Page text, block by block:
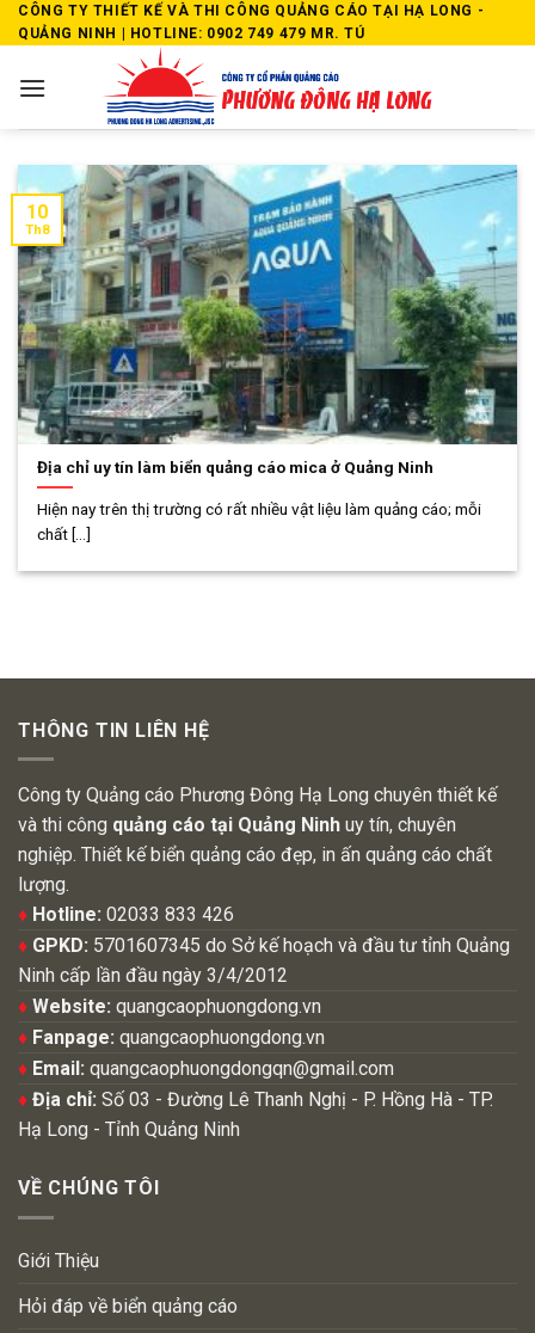
Skip
to
CÔNG TY THIẾT KẾ VÀ THI CÔNG QUẢNG CÁO TẠI HẠ LONG -
QUẢNG NINH | HOTLINE: 0902 749 479 MR. TÚ
Địa chỉ uy tín làm biển quảng cáo mica ở Quảng Ninh
Hiện nay trên thị trường có rất nhiều vật liệu làm quảng cáo; mỗi
chất [...]
10
Th8
THÔNG TIN LIÊN HỆ
Công ty Quảng cáo Phương Đông Hạ Long chuyên thiết kế
và thi công quảng cáo tại Quảng Ninh uy tín, chuyên
nghiệp. Thiết kế biển quảng cáo đẹp, in ấn quảng cáo chất
lượng.
♦ Hotline: 02033 833 426
♦ GPKD: 5701607345 do Sở kế hoạch và đầu tư tỉnh Quảng
Ninh cấp lần đầu ngày 3/4/2012
♦ Website: quangcaophuongdong.vn
♦ Fanpage: quangcaophuongdong.vn
♦ Email: quangcaophuongdongqn@gmail.com
♦ Địa chỉ: Số 03 - Đường Lê Thanh Nghị - P. Hồng Hà - TP.
Hạ Long - Tỉnh Quảng Ninh
VỀ CHÚNG TÔI
Giới Thiệu
Hỏi đáp về biển quảng cáo